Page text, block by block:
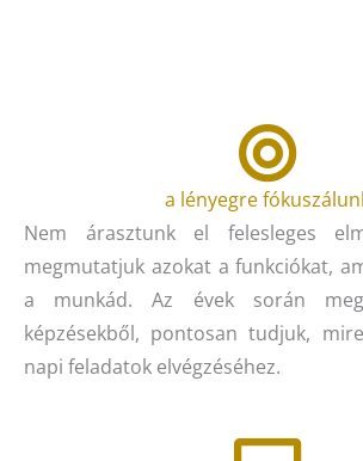
a lényegre
Nem árasztunk el felesleges
megmutatjuk azokat a funkciókat,
a munkád. Az évek során
képzésekből, pontosan tudjuk,
napi feladatok elvégzéséhez.